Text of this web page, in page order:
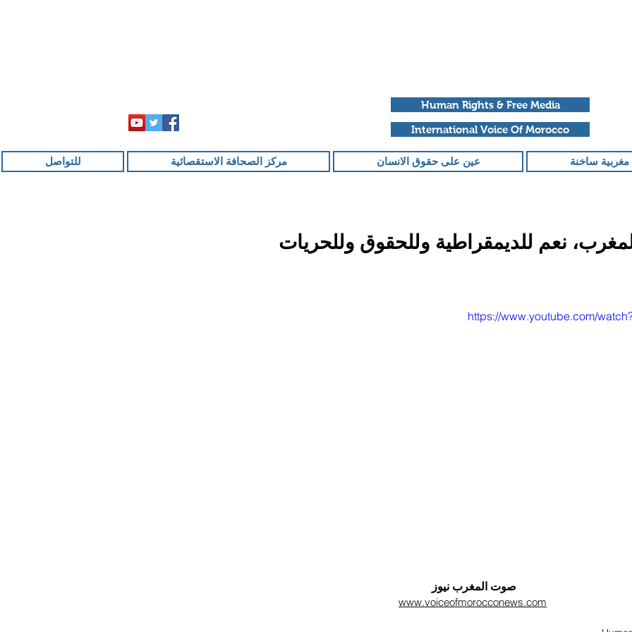
Human Rights & Free Media
International Voice Of Morocco
ساخنة عين على حقوق الانسان مركز الصحافة الاستقصائية للتواصل
نعم للديمقراطية وللحقوق وللحريات
من أصل 5 نجوم.
https://www.youtube.com/
صوت المغرب نيوز
www.voiceofmorocconews.com